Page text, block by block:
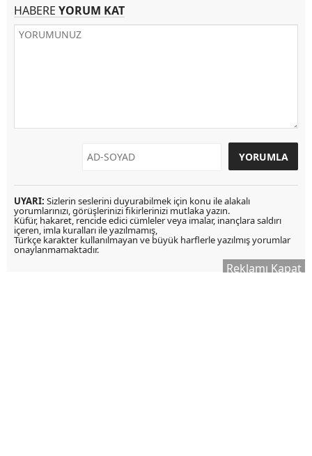
HABERE YORUM KAT
UYARI: Sizlerin seslerini duyurabilmek için konu ile alakalı
yorumlarınızı, görüşlerinizi fikirlerinizi mutlaka yazın.
Küfür, hakaret, rencide edici cümleler veya imalar, inançlara saldırı
içeren, imla kuralları ile yazılmamış,
Türkçe karakter kullanılmayan ve büyük harflerle yazılmış yorumlar
onaylanmamaktadır.
Reklamı Kapat